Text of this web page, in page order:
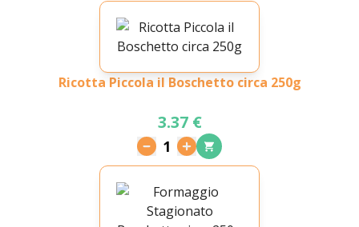
Ricotta Piccola il Boschetto circa 250g
3.37 €
1